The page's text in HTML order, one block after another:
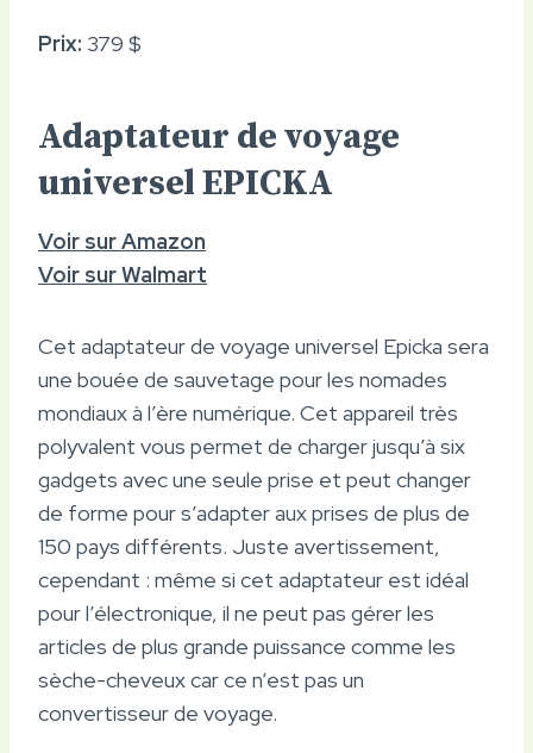
Prix: 379 $
Adaptateur de voyage
universel EPICKA
Voir sur Amazon
Voir sur Walmart
Cet adaptateur de voyage universel Epicka sera
une bouée de sauvetage pour les nomades
mondiaux à l’ère numérique. Cet appareil très
polyvalent vous permet de charger jusqu’à six
gadgets avec une seule prise et peut changer
de forme pour s’adapter aux prises de plus de
150 pays différents. Juste avertissement,
cependant : même si cet adaptateur est idéal
pour l’électronique, il ne peut pas gérer les
articles de plus grande puissance comme les
sèche-cheveux car ce n’est pas un
convertisseur de voyage.